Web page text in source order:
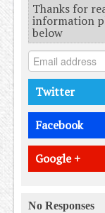
Thanks for
information
below
Twitter
Facebook
Google +
No Responses